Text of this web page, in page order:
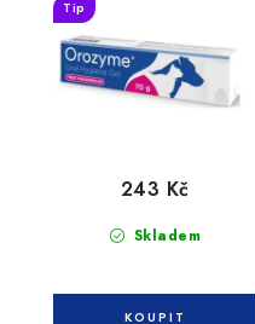
Tip
Skladem
243 Kč